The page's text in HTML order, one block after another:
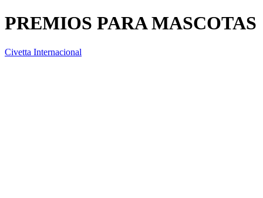
PREMIOS PARA MASCOTAS
Civetta Internacional